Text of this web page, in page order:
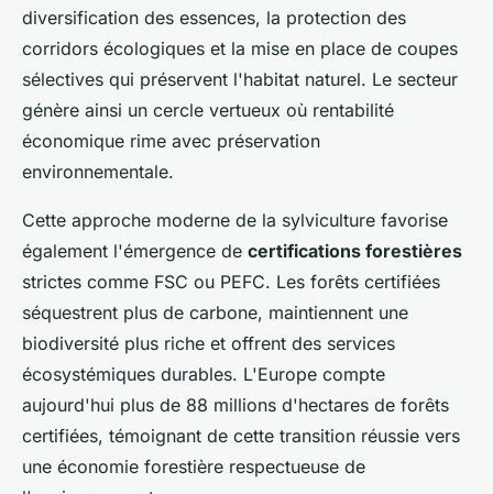
diversification des essences, la protection des
corridors écologiques et la mise en place de coupes
sélectives qui préservent l'habitat naturel. Le secteur
génère ainsi un cercle vertueux où rentabilité
économique rime avec préservation
environnementale.
Cette approche moderne de la sylviculture favorise
également l'émergence de certifications forestières
strictes comme FSC ou PEFC. Les forêts certifiées
séquestrent plus de carbone, maintiennent une
biodiversité plus riche et offrent des services
écosystémiques durables. L'Europe compte
aujourd'hui plus de 88 millions d'hectares de forêts
certifiées, témoignant de cette transition réussie vers
une économie forestière respectueuse de